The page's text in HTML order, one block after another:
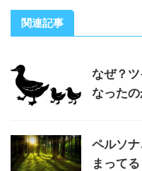
関連記事
なぜ？
なったの
ペルソ
まってる